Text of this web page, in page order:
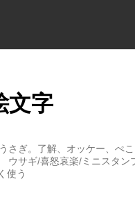
文字
さぎ。了解、オッケー、ぺ
ウサギ/喜怒哀楽/ミニスタン
使う